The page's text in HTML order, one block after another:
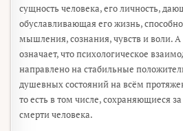
сущность человека, его личность,
обуславливающая его жизнь,
мышления, сознания, чувств и воли. А
означает, что психологическое
направлено на стабильные
душевных состояний на всём
то есть в том числе, сохраняющиеся
смерти человека.